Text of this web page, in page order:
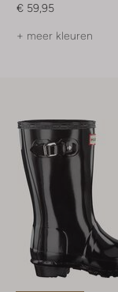
€ 59,95
+ meer kleuren